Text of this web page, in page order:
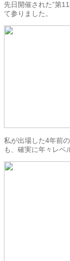
先日開催された”第
て参りました。
私が出場した4年前
も、確実に年々レベ